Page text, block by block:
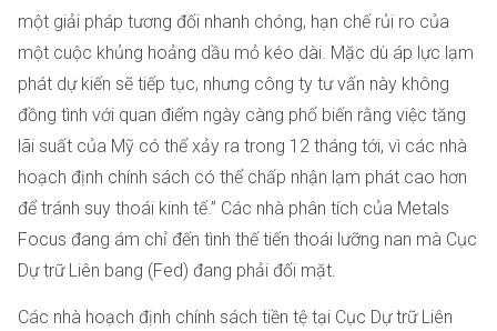
một giải pháp tương đối nhanh chóng, hạn chế rủi ro của
một cuộc khủng hoảng dầu mỏ kéo dài. Mặc dù áp lực lạm
phát dự kiến ​​sẽ tiếp tục, nhưng công ty tư vấn này không
đồng tình với quan điểm ngày càng phổ biến rằng việc tăng
lãi suất của Mỹ có thể xảy ra trong 12 tháng tới, vì các nhà
hoạch định chính sách có thể chấp nhận lạm phát cao hơn
để tránh suy thoái kinh tế.” Các nhà phân tích của Metals
Focus đang ám chỉ đến tình thế tiến thoái lưỡng nan mà Cục
Dự trữ Liên bang (Fed) đang phải đối mặt.
Các nhà hoạch định chính sách tiền tệ tại Cục Dự trữ Liên